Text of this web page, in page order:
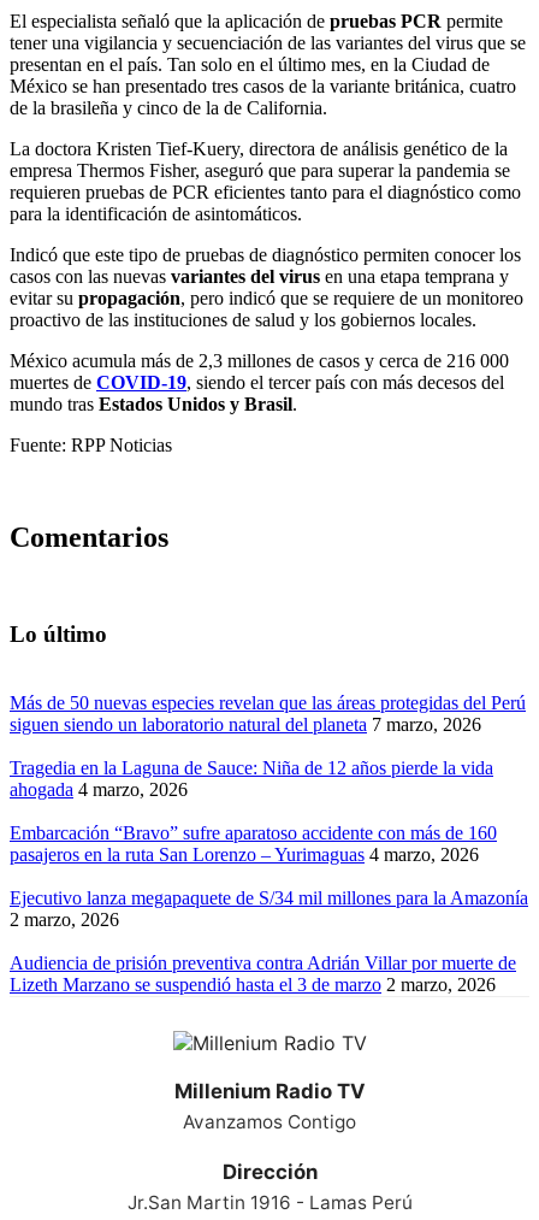
El especialista señaló que la aplicación de pruebas PCR permite
tener una vigilancia y secuenciación de las variantes del virus que se
presentan en el país. Tan solo en el último mes, en la Ciudad de
México se han presentado tres casos de la variante británica, cuatro
de la brasileña y cinco de la de California.
La doctora Kristen Tief-Kuery, directora de análisis genético de la
empresa Thermos Fisher, aseguró que para superar la pandemia se
requieren pruebas de PCR eficientes tanto para el diagnóstico como
para la identificación de asintomáticos.
Indicó que este tipo de pruebas de diagnóstico permiten conocer los
casos con las nuevas variantes del virus en una etapa temprana y
evitar su propagación, pero indicó que se requiere de un monitoreo
proactivo de las instituciones de salud y los gobiernos locales.
México acumula más de 2,3 millones de casos y cerca de 216 000
muertes de COVID-19, siendo el tercer país con más decesos del
mundo tras Estados Unidos y Brasil.
Fuente: RPP Noticias
Comentarios
Lo último
Más de 50 nuevas especies revelan que las áreas protegidas del Perú
siguen siendo un laboratorio natural del planeta 7 marzo, 2026
Tragedia en la Laguna de Sauce: Niña de 12 años pierde la vida
ahogada 4 marzo, 2026
Embarcación “Bravo” sufre aparatoso accidente con más de 160
pasajeros en la ruta San Lorenzo – Yurimaguas 4 marzo, 2026
Ejecutivo lanza megapaquete de S/34 mil millones para la Amazonía
2 marzo, 2026
Audiencia de prisión preventiva contra Adrián Villar por muerte de
Lizeth Marzano se suspendió hasta el 3 de marzo 2 marzo, 2026
Millenium Radio TV
Avanzamos Contigo
Dirección
Jr.San Martin 1916 - Lamas Perú